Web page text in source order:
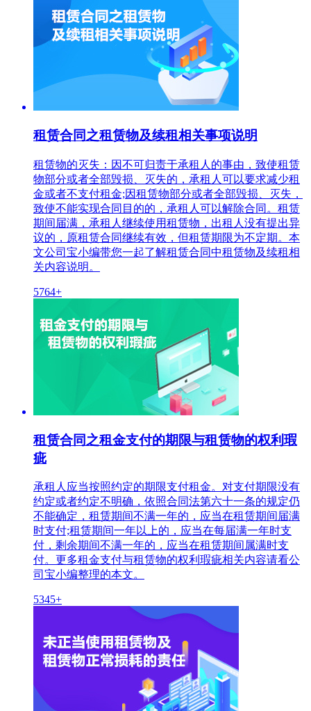
租赁合同之租赁物及续租相关事项说明
租赁物的灭失：因不可归责于承租人的事由，致使租赁
物部分或者全部毁损、灭失的，承租人可以要求减少租
金或者不支付租金;因租赁物部分或者全部毁损、灭失，
致使不能实现合同目的的，承租人可以解除合同。租赁
期间届满，承租人继续使用租赁物，出租人没有提出异
议的，原租赁合同继续有效，但租赁期限为不定期。本
文公司宝小编带您一起了解租赁合同中租赁物及续租相
关内容说明。
5764+
租赁合同之租金支付的期限与租赁物的权利瑕
疵
承租人应当按照约定的期限支付租金。对支付期限没有
约定或者约定不明确，依照合同法第六十一条的规定仍
不能确定，租赁期间不满一年的，应当在租赁期间届满
时支付;租赁期间一年以上的，应当在每届满一年时支
付，剩余期间不满一年的，应当在租赁期间属满时支
付。更多租金支付与租赁物的权利瑕疵相关内容请看公
司宝小编整理的本文。
5345+